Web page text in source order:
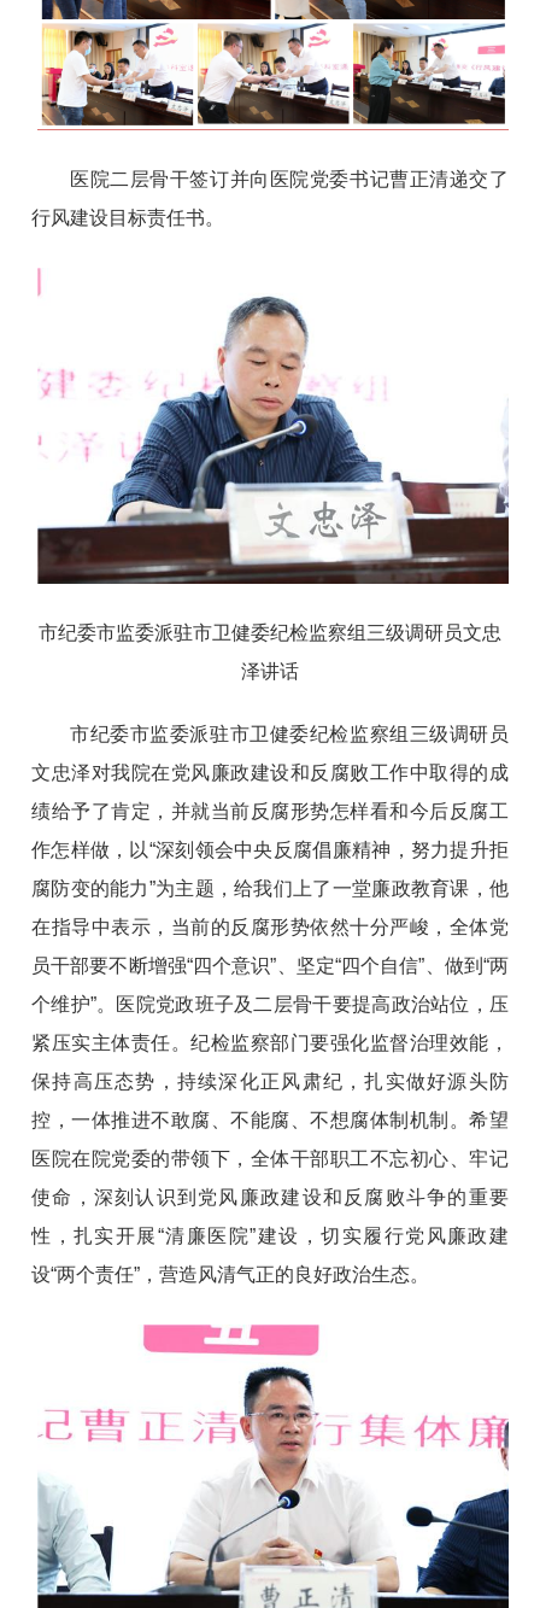
医院二层骨干签订并向医院党委书记曹正清递交了
行风建设目标责任书。
市纪委市监委派驻市卫健委纪检监察组三级调研员文忠
泽讲话
市纪委市监委派驻市卫健委纪检监察组三级调研员
文忠泽对我院在党风廉政建设和反腐败工作中取得的成
绩给予了肯定，并就当前反腐形势怎样看和今后反腐工
作怎样做，以“深刻领会中央反腐倡廉精神，努力提升拒
腐防变的能力”为主题，给我们上了一堂廉政教育课，他
在指导中表示，当前的反腐形势依然十分严峻，全体党
员干部要不断增强“四个意识”、坚定“四个自信”、做到“两
个维护”。医院党政班子及二层骨干要提高政治站位，压
紧压实主体责任。纪检监察部门要强化监督治理效能，
保持高压态势，持续深化正风肃纪，扎实做好源头防
控，一体推进不敢腐、不能腐、不想腐体制机制。希望
医院在院党委的带领下，全体干部职工不忘初心、牢记
使命，深刻认识到党风廉政建设和反腐败斗争的重要
性，扎实开展“清廉医院”建设，切实履行党风廉政建
设“两个责任”，营造风清气正的良好政治生态。